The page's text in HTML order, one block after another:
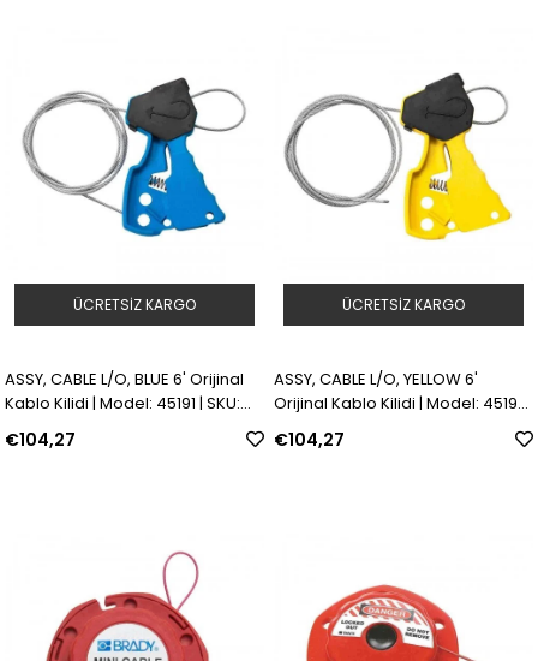
ASSY, CABLE L/O, BLUE 6' Orijinal
Kablo Kilidi | Model: 45191 | SKU:
€104,27
ÜCRETSIZ KARGO
ASSY, CABLE L/O, YELLOW 6'
Orijinal Kablo Kilidi | Model: 45192
€104,27
ÜCRETSIZ KARGO